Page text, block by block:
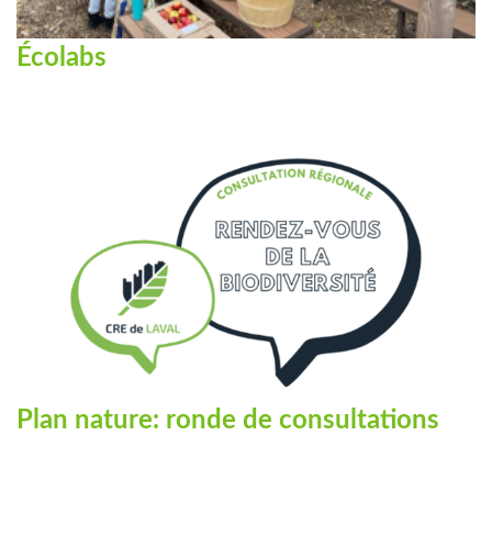
Écolabs
Plan nature: ronde de consultations